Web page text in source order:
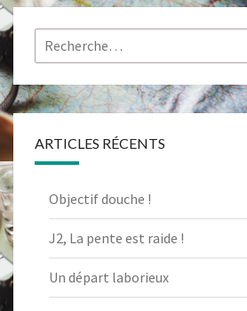
Rechercher :
ARTICLES RÉCENTS
Objectif douche !
J2, La pente est raide !
Un départ laborieux